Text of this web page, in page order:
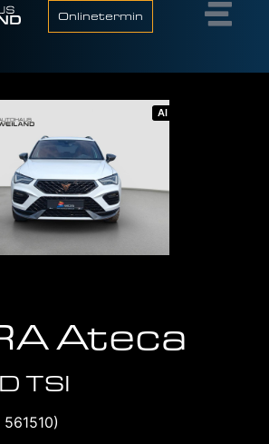
Onlinetermin
AI
Ateca
TSI